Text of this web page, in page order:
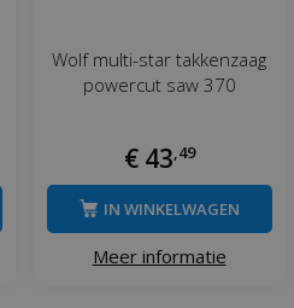
Wolf multi-star takkenzaag
powercut saw 370
€ 43,49
Meer informatie
IN WINKELWAGEN